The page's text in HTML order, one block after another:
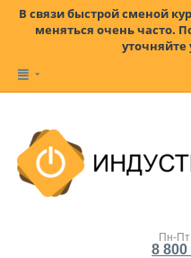
В связи быстрой сменой
меняться очень часто.
Пн-
8 800